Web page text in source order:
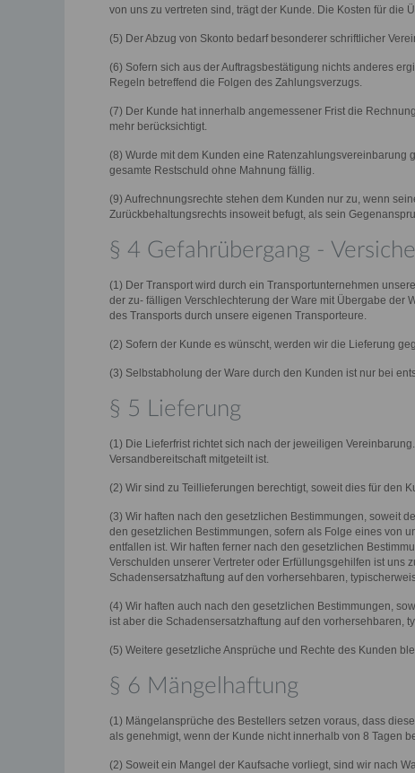
von uns zu vertreten sind, trägt der Kunde. Die Kosten für die
(5) Der Abzug von Skonto bedarf besonderer schriftlicher
(6) Sofern sich aus der Auftragsbestätigung nichts anderes
Regeln betreffend die Folgen des Zahlungsverzugs.
(7) Der Kunde hat innerhalb angemessener Frist die
mehr berücksichtigt.
(8) Wurde mit dem Kunden eine Ratenzahlungsvereinbarung
gesamte Restschuld ohne Mahnung fällig.
(9) Aufrechnungsrechte stehen dem Kunden nur zu, wenn
Zurückbehaltungsrechts insoweit befugt, als sein
§ 4 Gefahrübergang -
(1) Der Transport wird durch ein Transportunternehmen
der zu- fälligen Verschlechterung der Ware mit Übergabe der
des Transports durch unsere eigenen Transporteure.
(2) Sofern der Kunde es wünscht, werden wir die Lieferung
(3) Selbstabholung der Ware durch den Kunden ist nur bei
§ 5 Lieferung
(1) Die Lieferfrist richtet sich nach der jeweiligen
Versandbereitschaft mitgeteilt ist.
(2) Wir sind zu Teillieferungen berechtigt, soweit dies für den
(3) Wir haften nach den gesetzlichen Bestimmungen, soweit
den gesetzlichen Bestimmungen, sofern als Folge eines von
entfallen ist. Wir haften ferner nach den gesetzlichen
Verschulden unserer Vertreter oder Erfüllungsgehilfen ist uns
Schadensersatzhaftung auf den vorhersehbaren,
(4) Wir haften auch nach den gesetzlichen Bestimmungen,
ist aber die Schadensersatzhaftung auf den vorhersehbaren,
(5) Weitere gesetzliche Ansprüche und Rechte des Kunden
§ 6 Mängelhaftung
(1) Mängelansprüche des Bestellers setzen voraus, dass
als genehmigt, wenn der Kunde nicht innerhalb von 8 Tagen
(2) Soweit ein Mangel der Kaufsache vorliegt, sind wir nach